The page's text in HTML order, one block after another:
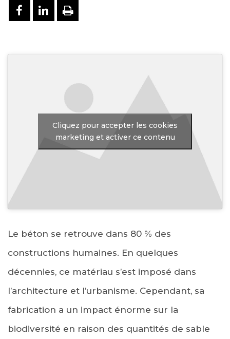
PARTAGER SUR FACEBOOK
PARTAGER SUR LINKEDIN
IMPRIMER
Cliquez pour accepter les cookies
marketing et activer ce contenu
Le béton se retrouve dans 80 % des
constructions humaines. En quelques
décennies, ce matériau s’est imposé dans
l’architecture et l’urbanisme. Cependant, sa
fabrication a un impact énorme sur la
biodiversité en raison des quantités de sable